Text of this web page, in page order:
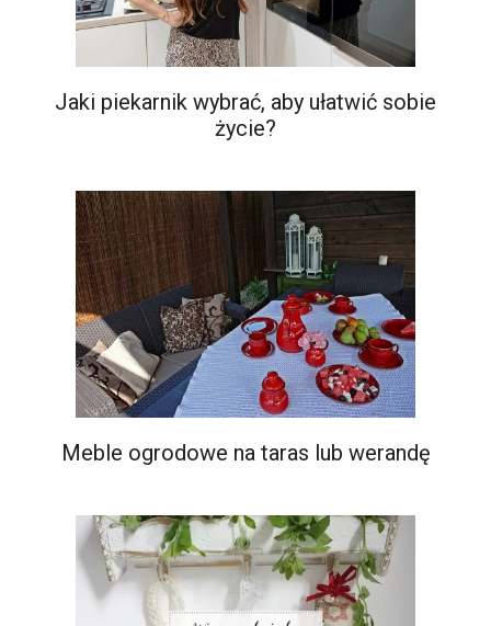
Jaki piekarnik wybrać, aby ułatwić sobie
życie?
Meble ogrodowe na taras lub werandę